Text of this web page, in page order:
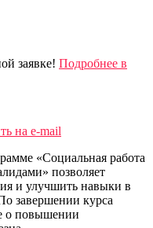
заявке! Подробнее в
на e-mail
«Социальная работа
позволяет
и улучшить навыки в
завершении курса
о повышении